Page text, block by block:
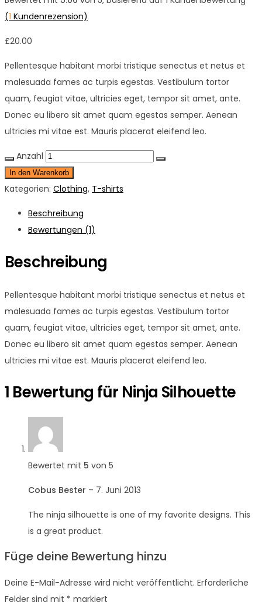
(1 Kundenrezension)
£20.00
Pellentesque habitant morbi tristique senectus et netus et
malesuada fames ac turpis egestas. Vestibulum tortor
quam, feugiat vitae, ultricies eget, tempor sit amet, ante.
Donec eu libero sit amet quam egestas semper. Aenean
ultricies mi vitae est. Mauris placerat eleifend leo.
Anzahl
In den Warenkorb
Kategorien: Clothing, T-shirts
Beschreibung
Bewertungen (1)
Beschreibung
Pellentesque habitant morbi tristique senectus et netus et
malesuada fames ac turpis egestas. Vestibulum tortor
quam, feugiat vitae, ultricies eget, tempor sit amet, ante.
Donec eu libero sit amet quam egestas semper. Aenean
ultricies mi vitae est. Mauris placerat eleifend leo.
1 Bewertung für Ninja Silhouette
Bewertet mit 5 von 5
Cobus Bester – 7. Juni 2013
The ninja silhouette is one of my favorite designs. This
is a great product.
Füge deine Bewertung hinzu
Deine E-Mail-Adresse wird nicht veröffentlicht. Erforderliche
Felder sind mit * markiert